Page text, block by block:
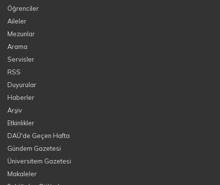
Öğrenciler
Aileler
Mezunlar
Arama
Servisler
RSS
Duyurular
Haberler
Arşiv
Etkinlikler
DAÜ'de Geçen Hafta
Gündem Gazetesi
Üniversitem Gazetesi
Makaleler